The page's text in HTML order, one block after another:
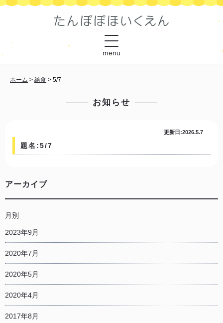
menu
ホーム > 給食 > 5/7
お知らせ
更新日:2026.5.7
題名:5/7
アーカイブ
月別
2023年9月
2020年7月
2020年5月
2020年4月
2017年8月